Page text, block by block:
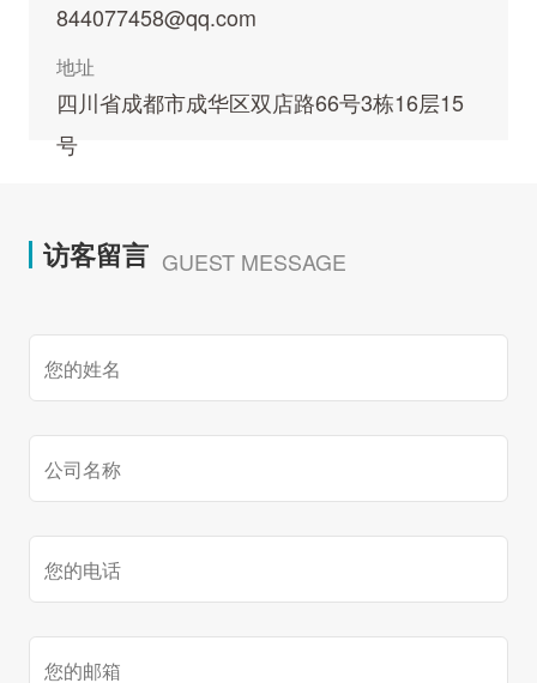
844077458@qq.com
地址
四川省成都市成华区双店路66号3栋16层15
号
访客留言 GUEST MESSAGE